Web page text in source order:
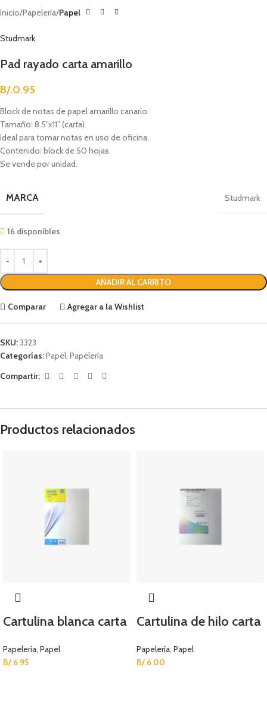
Inicio Papelería Papel
Studmark
Pad rayado carta amarillo
B/.0.95
Block de notas de papel amarillo canario.
Tamaño: 8.5”x11” (carta).
Ideal para tomar notas en uso de oficina.
Contenido: block de 50 hojas.
Se vende por unidad.
MARCA Studmark
16 disponibles
AÑADIR AL CARRITO
Comparar Agregar a la Wishlist
SKU:3323
Categorías:Papel, Papelería
Compartir:
Productos relacionados
Cartulina blanca carta
Papelería, Papel
B/.6.95
Cartulina de hilo carta
Papelería, Papel
B/.6.00